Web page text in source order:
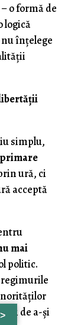
o formă de
logică
înțelege
simplu,
ură, ci
acceptă
mai
politic.
regimurile
de a-și